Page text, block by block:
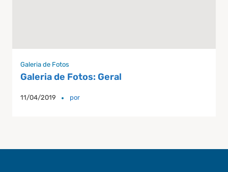
Galeria de Fotos
Galeria de Fotos: Geral
11/04/2019 por